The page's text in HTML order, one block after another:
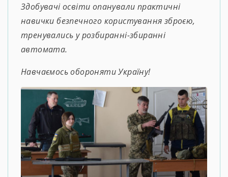
Здобувачі освіти опанували практичні
навички безпечного користування зброєю,
тренувались у розбиранні-збиранні
автомата.
Навчаємось обороняти Україну!